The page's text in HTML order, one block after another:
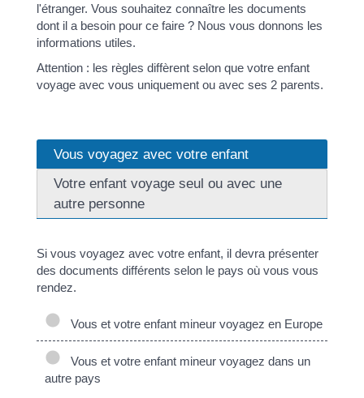
l'étranger. Vous souhaitez connaître les documents
dont il a besoin pour ce faire ? Nous vous donnons les
informations utiles.
Attention : les règles diffèrent selon que votre enfant
voyage avec vous uniquement ou avec ses 2 parents.
Vous voyagez avec votre enfant
Votre enfant voyage seul ou avec une
autre personne
Si vous voyagez avec votre enfant, il devra présenter
des documents différents selon le pays où vous vous
rendez.
Vous et votre enfant mineur voyagez en Europe
Vous et votre enfant mineur voyagez dans un
autre pays